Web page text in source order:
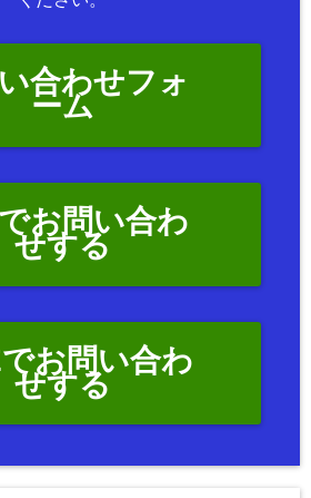
合わせフォ
ーム
お問い合わ
せする
お問い合わ
せする